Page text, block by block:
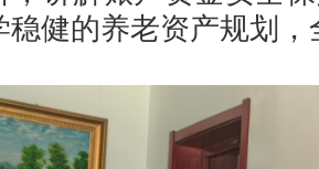
稳健的养老资产规划